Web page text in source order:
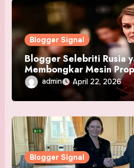
Blogger Signal
Blogger Selebriti Rusia
Membongkar Mesin
admin April 22, 2026
Blogger Signal